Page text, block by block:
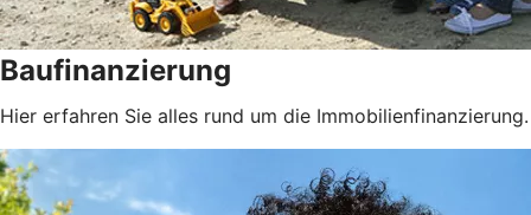
Baufinanzierung
Hier erfahren Sie alles rund um die Immobilienfinanzierung.